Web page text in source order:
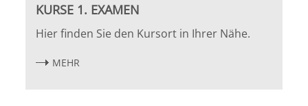
KURSE 1. EXAMEN
Hier finden Sie den Kursort in Ihrer Nähe.
MEHR
Gießen
Greifswald